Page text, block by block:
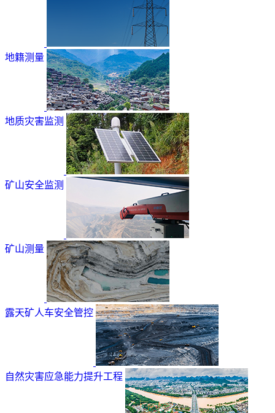
地籍测量
地质灾害监测
矿山安全监测
矿山测量
露天矿人车安全管控
自然灾害应急能力提升工程